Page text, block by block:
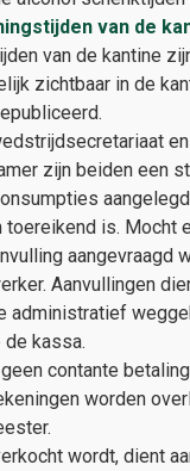
van de
van de kantine
zichtbaar in de
zijn beiden een
toereikend is. Mocht
aangevraagd
Aanvullingen
administratief
kassa.
contante
worden
wordt, dient